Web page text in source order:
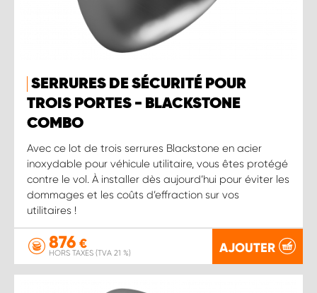
SERRURES DE SÉCURITÉ POUR
TROIS PORTES - BLACKSTONE
COMBO
Avec ce lot de trois serrures Blackstone en acier
inoxydable pour véhicule utilitaire, vous êtes protégé
contre le vol. À installer dès aujourd’hui pour éviter les
dommages et les coûts d’effraction sur vos
utilitaires !
876 €
HORS TAXES (TVA 21 %) AJOUTER